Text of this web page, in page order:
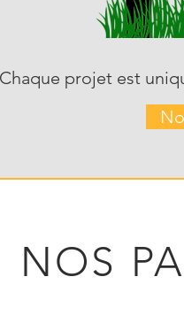
Chaque projet est
NOS